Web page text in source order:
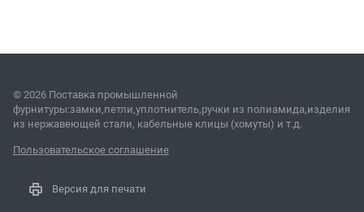
© 2026 Поставка промышленной
фурнитуры:замки,петли,уплотнитель,ручки из полиамида,изделия
из нержавеющей стали, кабельные клицы (хомуты) и т.д.
Пользовательское соглашение
Версия для печати